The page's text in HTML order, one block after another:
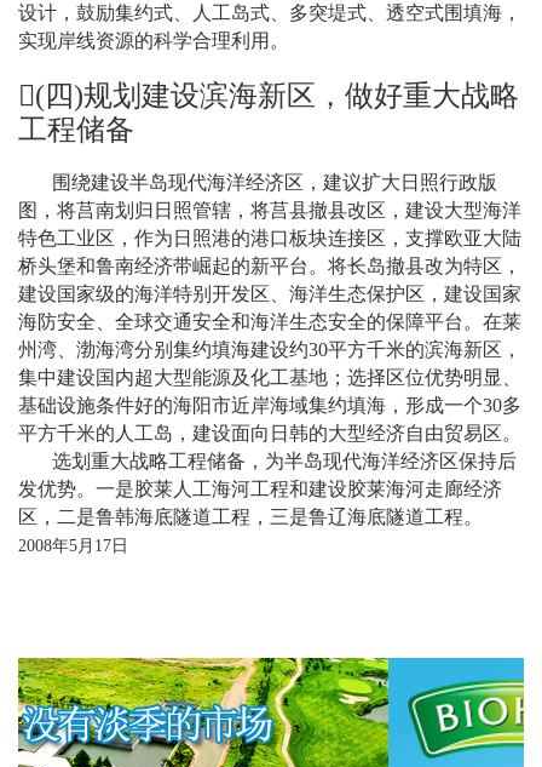
设计，鼓励集约式、人工岛式、多突堤式、透空式围填海，
实现岸线资源的科学合理利用。
(四)规划建设滨海新区，做好重大战略
工程储备
围绕建设半岛现代海洋经济区，建议扩大日照行政版
图，将莒南划归日照管辖，将莒县撤县改区，建设大型海洋
特色工业区，作为日照港的港口板块连接区，支撑欧亚大陆
桥头堡和鲁南经济带崛起的新平台。将长岛撤县改为特区，
建设国家级的海洋特别开发区、海洋生态保护区，建设国家
海防安全、全球交通安全和海洋生态安全的保障平台。在莱
州湾、渤海湾分别集约填海建设约30平方千米的滨海新区，
集中建设国内超大型能源及化工基地；选择区位优势明显、
基础设施条件好的海阳市近岸海域集约填海，形成一个30多
平方千米的人工岛，建设面向日韩的大型经济自由贸易区。
选划重大战略工程储备，为半岛现代海洋经济区保持后
发优势。一是胶莱人工海河工程和建设胶莱海河走廊经济
区，二是鲁韩海底隧道工程，三是鲁辽海底隧道工程。
2008年5 月 17 日